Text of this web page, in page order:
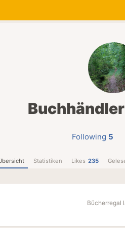
Following 5
Statistiken Likes 235
Bücherregal